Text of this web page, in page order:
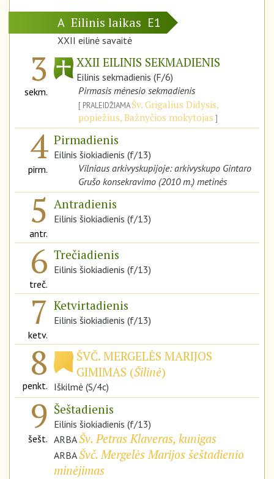
A Eilinis laikas E1
XXII eilinė savaitė
3
sekm.
XXII EILINIS SEKMADIENIS
Eilinis sekmadienis (F/6)
Pirmasis mėnesio sekmadienis
PRALEIDŽIAMAŠv. Grigalius Didysis,
popiežius, Bažnyčios mokytojas
4
pirm.
Pirmadienis
Eilinis šiokiadienis (f/13)
Vilniaus arkivyskupijoje: arkivyskupo Gintaro
Grušo konsekravimo (2010 m.) metinės
5
antr.
Antradienis
Eilinis šiokiadienis (f/13)
6
treč.
Trečiadienis
Eilinis šiokiadienis (f/13)
7
ketv.
Ketvirtadienis
Eilinis šiokiadienis (f/13)
8
penkt.
ŠVČ. MERGELĖS MARIJOS
GIMIMAS (Šilinė)
Iškilmė (S/4c)
9
šešt.
Šeštadienis
Eilinis šiokiadienis (f/13)
ARBAŠv. Petras Klaveras, kunigas
ARBAŠvč. Mergelės Marijos šeštadienio
minėjimas